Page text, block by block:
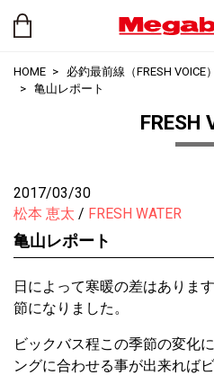
HOME 必釣最前線（FRESH VOICE）
亀山レポート
FRESH
2017/03/30
松本 恵太
FRESH WATER
亀山レポート
日によって寒暖の差はありま
節になりました。
ビックバス程この季節の変化
ングに合わせる事が出来れば